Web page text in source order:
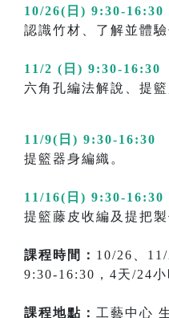
10/26(日) 9:30-16:30
認識竹材、了解並體
11/2 (日) 9:30-16:30
六角孔編法解說、提籃
11/9(日) 9:30-16:30
提籃器身編織。
11/16(日) 9:30-16:30
提籃藤皮收編及提把製
課程時間： 10/26、
9:30-16:30，4天/24小
課程地點： 工藝中心